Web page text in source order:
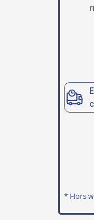
* Hors